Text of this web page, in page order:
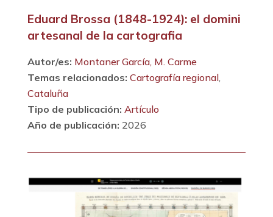
Eduard Brossa (1848-1924): el domini
artesanal de la cartografia
Autor/es: Montaner García, M. Carme
Temas relacionados: Cartografía regional,
Cataluña
Tipo de publicación: Artículo
Año de publicación: 2026